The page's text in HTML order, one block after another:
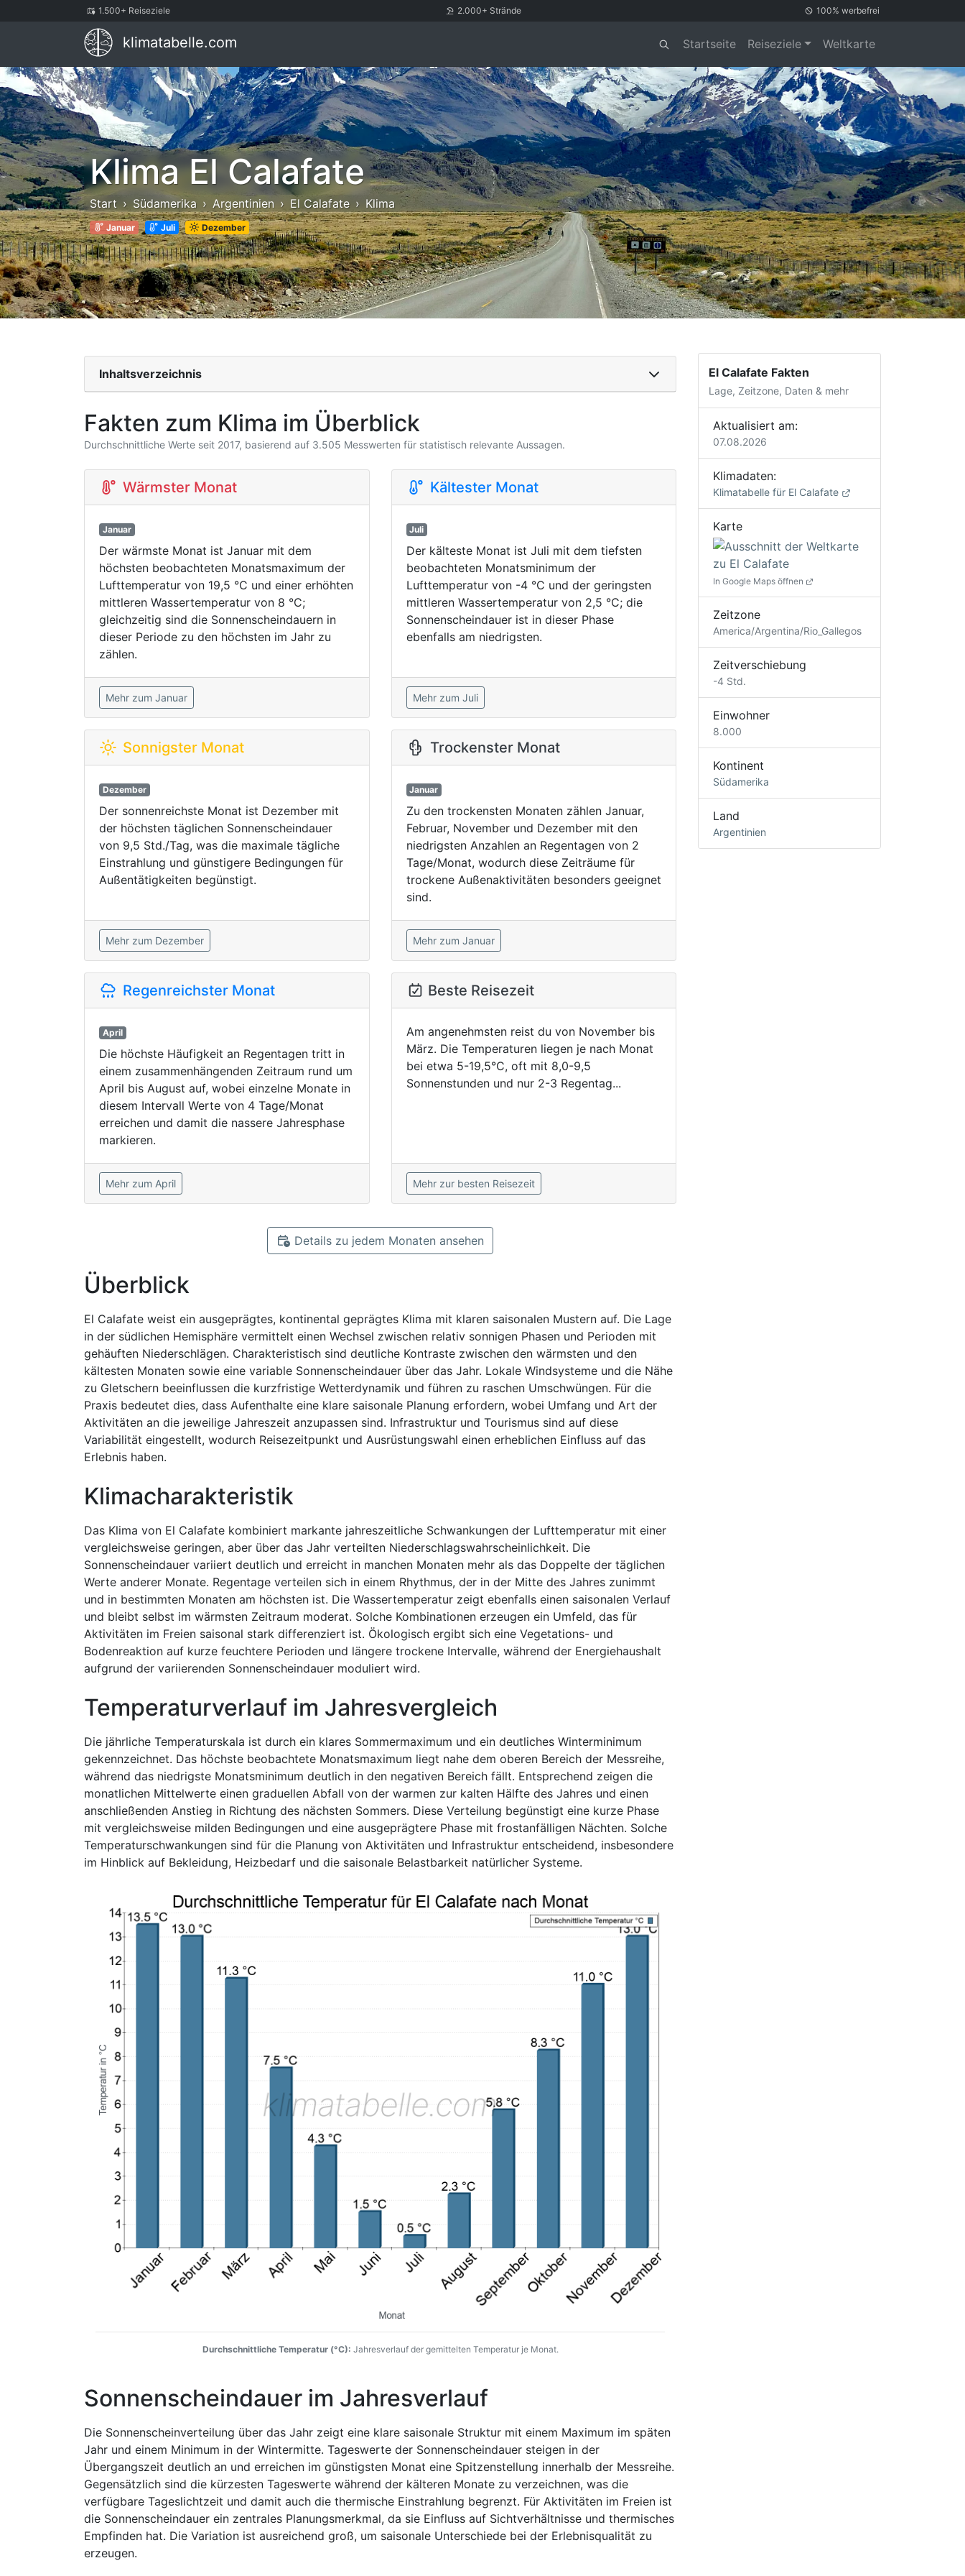
1.500+ Reiseziele 2.000+ Strände 100% werbefrei
klimatabelle.com Startseite Reiseziele Weltkarte
Klima El Calafate
Start Südamerika Argentinien El Calafate Klima
Januar Juli Dezember
Inhaltsverzeichnis
Fakten zum Klima im Überblick
Durchschnittliche Werte seit 2017, basierend auf 3.505 Messwerten für statistisch relevante Aussagen.
Wärmster Monat
Januar
Der wärmste Monat ist Januar mit dem
höchsten beobachteten Monatsmaximum der
Lufttemperatur von 19,5 °C und einer erhöhten
mittleren Wassertemperatur von 8 °C;
gleichzeitig sind die Sonnenscheindauern in
dieser Periode zu den höchsten im Jahr zu
zählen.
Mehr zum Januar
Kältester Monat
Juli
Der kälteste Monat ist Juli mit dem tiefsten
beobachteten Monatsminimum der
Lufttemperatur von -4 °C und der geringsten
mittleren Wassertemperatur von 2,5 °C; die
Sonnenscheindauer ist in dieser Phase
ebenfalls am niedrigsten.
Mehr zum Juli
Sonnigster Monat
Dezember
Der sonnenreichste Monat ist Dezember mit
der höchsten täglichen Sonnenscheindauer
von 9,5 Std./Tag, was die maximale tägliche
Einstrahlung und günstigere Bedingungen für
Außentätigkeiten begünstigt.
Mehr zum Dezember
Trockenster Monat
Januar
Zu den trockensten Monaten zählen Januar,
Februar, November und Dezember mit den
niedrigsten Anzahlen an Regentagen von 2
Tage/Monat, wodurch diese Zeiträume für
trockene Außenaktivitäten besonders geeignet
sind.
Mehr zum Januar
Regenreichster Monat
April
Die höchste Häufigkeit an Regentagen tritt in
einem zusammenhängenden Zeitraum rund um
April bis August auf, wobei einzelne Monate in
diesem Intervall Werte von 4 Tage/Monat
erreichen und damit die nassere Jahresphase
markieren.
Mehr zum April
Beste Reisezeit
Am angenehmsten reist du von November bis
März. Die Temperaturen liegen je nach Monat
bei etwa 5-19,5°C, oft mit 8,0-9,5
Sonnenstunden und nur 2-3 Regentag...
Mehr zur besten Reisezeit
Details zu jedem Monaten ansehen
Überblick
El Calafate weist ein ausgeprägtes, kontinental geprägtes Klima mit klaren saisonalen Mustern auf. Die Lage
in der südlichen Hemisphäre vermittelt einen Wechsel zwischen relativ sonnigen Phasen und Perioden mit
gehäuften Niederschlägen. Charakteristisch sind deutliche Kontraste zwischen den wärmsten und den
kältesten Monaten sowie eine variable Sonnenscheindauer über das Jahr. Lokale Windsysteme und die Nähe
zu Gletschern beeinflussen die kurzfristige Wetterdynamik und führen zu raschen Umschwüngen. Für die
Praxis bedeutet dies, dass Aufenthalte eine klare saisonale Planung erfordern, wobei Umfang und Art der
Aktivitäten an die jeweilige Jahreszeit anzupassen sind. Infrastruktur und Tourismus sind auf diese
Variabilität eingestellt, wodurch Reisezeitpunkt und Ausrüstungswahl einen erheblichen Einfluss auf das
Erlebnis haben.
Klimacharakteristik
Das Klima von El Calafate kombiniert markante jahreszeitliche Schwankungen der Lufttemperatur mit einer
vergleichsweise geringen, aber über das Jahr verteilten Niederschlagswahrscheinlichkeit. Die
Sonnenscheindauer variiert deutlich und erreicht in manchen Monaten mehr als das Doppelte der täglichen
Werte anderer Monate. Regentage verteilen sich in einem Rhythmus, der in der Mitte des Jahres zunimmt
und in bestimmten Monaten am höchsten ist. Die Wassertemperatur zeigt ebenfalls einen saisonalen Verlauf
und bleibt selbst im wärmsten Zeitraum moderat. Solche Kombinationen erzeugen ein Umfeld, das für
Aktivitäten im Freien saisonal stark differenziert ist. Ökologisch ergibt sich eine Vegetations- und
Bodenreaktion auf kurze feuchtere Perioden und längere trockene Intervalle, während der Energiehaushalt
aufgrund der variierenden Sonnenscheindauer moduliert wird.
Temperaturverlauf im Jahresvergleich
Die jährliche Temperaturskala ist durch ein klares Sommermaximum und ein deutliches Winterminimum
gekennzeichnet. Das höchste beobachtete Monatsmaximum liegt nahe dem oberen Bereich der Messreihe,
während das niedrigste Monatsminimum deutlich in den negativen Bereich fällt. Entsprechend zeigen die
monatlichen Mittelwerte einen graduellen Abfall von der warmen zur kalten Hälfte des Jahres und einen
anschließenden Anstieg in Richtung des nächsten Sommers. Diese Verteilung begünstigt eine kurze Phase
mit vergleichsweise milden Bedingungen und eine ausgeprägtere Phase mit frostanfälligen Nächten. Solche
Temperaturschwankungen sind für die Planung von Aktivitäten und Infrastruktur entscheidend, insbesondere
im Hinblick auf Bekleidung, Heizbedarf und die saisonale Belastbarkeit natürlicher Systeme.
Durchschnittliche Temperatur (°C): Jahresverlauf der gemittelten Temperatur je Monat.
Sonnenscheindauer im Jahresverlauf
Die Sonnenscheinverteilung über das Jahr zeigt eine klare saisonale Struktur mit einem Maximum im späten
Jahr und einem Minimum in der Wintermitte. Tageswerte der Sonnenscheindauer steigen in der
Übergangszeit deutlich an und erreichen im günstigsten Monat eine Spitzenstellung innerhalb der Messreihe.
Gegensätzlich sind die kürzesten Tageswerte während der kälteren Monate zu verzeichnen, was die
verfügbare Tageslichtzeit und damit auch die thermische Einstrahlung begrenzt. Für Aktivitäten im Freien ist
die Sonnenscheindauer ein zentrales Planungsmerkmal, da sie Einfluss auf Sichtverhältnisse und thermisches
Empfinden hat. Die Variation ist ausreichend groß, um saisonale Unterschiede bei der Erlebnisqualität zu
erzeugen.
El Calafate Fakten
Lage, Zeitzone, Daten & mehr
Aktualisiert am:
07.08.2026
Klimadaten:
Klimatabelle für El Calafate
Karte
In Google Maps öffnen
Zeitzone
America/Argentina/Rio_Gallegos
Zeitverschiebung
-4 Std.
Einwohner
8.000
Kontinent
Südamerika
Land
Argentinien